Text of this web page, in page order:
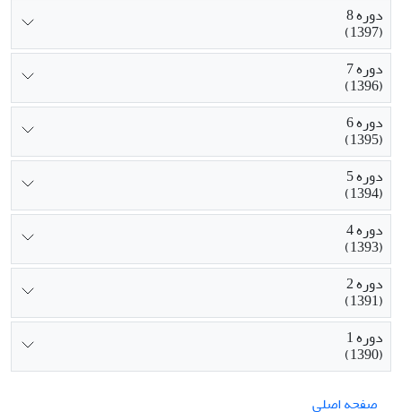
دوره 8
(1397)
دوره 7
(1396)
دوره 6
(1395)
دوره 5
(1394)
دوره 4
(1393)
دوره 2
(1391)
دوره 1
(1390)
صفحه اصلی